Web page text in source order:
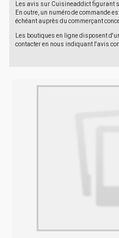
Les avis sur Cuisineaddict figurant
En outre, un numéro de commande
échéant auprès du commerçant
Les boutiques en ligne disposent
contacter en nous indiquant l'avis